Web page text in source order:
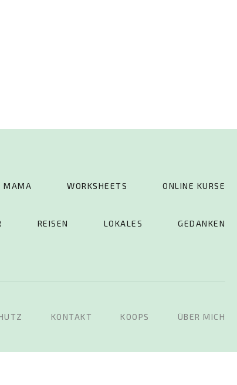
MAMA WORKSHEETS ONLINE KURSE
REISEN LOKALES GEDANKEN
KONTAKT KOOPS ÜBER MICH